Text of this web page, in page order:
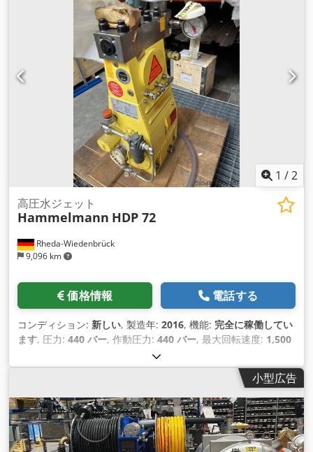
ユニット。似ているが、Kamat、Uraca、Womaはない。 ポン
プタイプ： HDP 122 運転圧力： 460 bar Dsdpfx
Asqhnrhoqqokr 吐出量： 104 l/分 駆動速度： 1800 rpm 駆動
力： 89 kW ACM 315 S-4/PHE 電気モーター 110 kW、IP55 付
き 圧力制御バルブ付き 安全バルブ付き 油冷却システム付き。
寸法 LxWxH： 約 2,000x850x1,140 mm 重量：約1,698 kg 製
造年： 2016 状態：中古品で非常に良い状態。 2個あり。
1 /2
Rheda-Wiedenbrück
9,096 km
高圧水ジェット
Hammelmann HDP 72
価格情報 電話する
コンディション: 新しい, 製造年: 2016, 機能: 完全に稼働してい
ます, 圧力: 440 バー, 作動圧力: 440 バー, 最大回転速度: 1,500
1,700 kg（キログラム）
ト (89.73 馬力), 最終オーバーホール年:2026, ポンプ容量:81
小型広告